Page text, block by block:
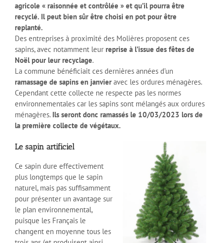
agricole « raisonnée et contrôlée » et qu’il pourra être
recyclé. Il peut bien sûr être choisi en pot pour être
replanté.
Des entreprises à proximité des Molières proposent ces
sapins, avec notamment leur reprise à l’issue des fêtes de
Noël pour leur recyclage.
La commune bénéficiait ces dernières années d’un
ramassage de sapins en janvieravec les ordures ménagères.
Cependant cette collecte ne respecte pas les normes
environnementales car les sapins sont mélangés aux ordures
ménagères. Ils seront donc ramassés le 10/03/2023 lors de
la première collecte de végétaux.
Le sapin artificiel
Ce sapin dure effectivement
plus longtemps que le sapin
naturel, mais pas suffisamment
pour présenter un avantage sur
le plan environnemental,
puisque les Français le
changent en moyenne tous les